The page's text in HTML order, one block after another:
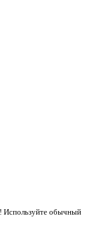
Используйте обычный